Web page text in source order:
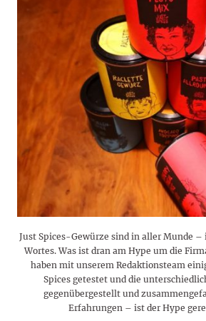
Just Spices-Gewürze sind in aller Munde –
Wortes. Was ist dran am Hype um die
haben mit unserem Redaktionsteam
Spices getestet und die
gegenübergestellt und
Erfahrungen – ist der Hype